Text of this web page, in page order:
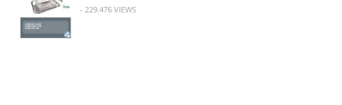
- 229.476 VIEWS